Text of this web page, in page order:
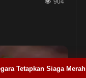
Tetapkan Siaga Merah